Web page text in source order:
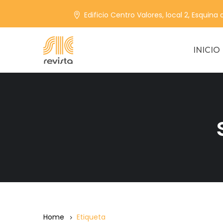
Edificio Centro Valores, local 2, Esquina
INICIO
Home Etiqueta